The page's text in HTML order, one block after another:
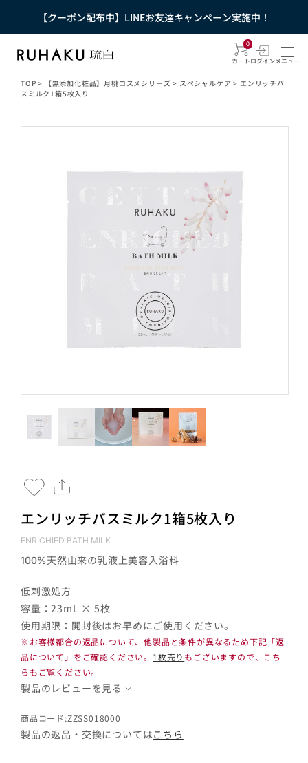
【クーポン配布中】LINEお友達キャンペーン実施中！
0
カートログインメニュー
TOP > 【無添加化粧品】月桃コスメシリーズ > スペシャルケア > エンリッチバ
スミルク1箱5枚入り
エンリッチバスミルク1箱5枚入り
ENRICHIED BATH MILK
100%天然由来の乳液上美容入浴料
低刺激処方
容量：23mL × 5枚
使用期限：開封後はお早めにご使用ください。
※お客様都合の返品について、他製品と条件が異なるため下記「返
品について」をご確認ください。 1枚売り もございますので、こち
らもご覧ください。
製品のレビューを見る
商品コード:ZZSS018000
製品の返品・交換についてはこちら